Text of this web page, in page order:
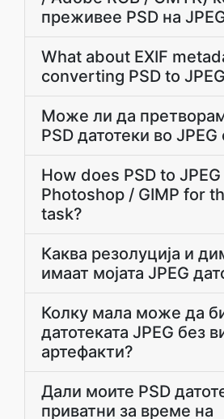
преживее PSD на
What about EXIF
converting PSD to
Може ли да
PSD датотеки во
How does PSD to
Photoshop / GIMP for
task?
Каква резолуција и
имаат мојата JPEG
Колку мала може да
датотеката JPEG без
артефакти?
Дали моите PSD
приватни за време на